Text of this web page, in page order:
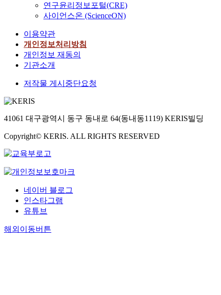
연구윤리정보포털(CRE)
사이언스온 (ScienceON)
이용약관
개인정보처리방침
개인정보 재동의
기관소개
저작물 게시중단요청
41061 대구광역시 동구 동내로 64(동내동1119) KERIS빌딩
Copyright© KERIS. ALL RIGHTS RESERVED
네이버 블로그
인스타그램
유튜브
해외이동버튼